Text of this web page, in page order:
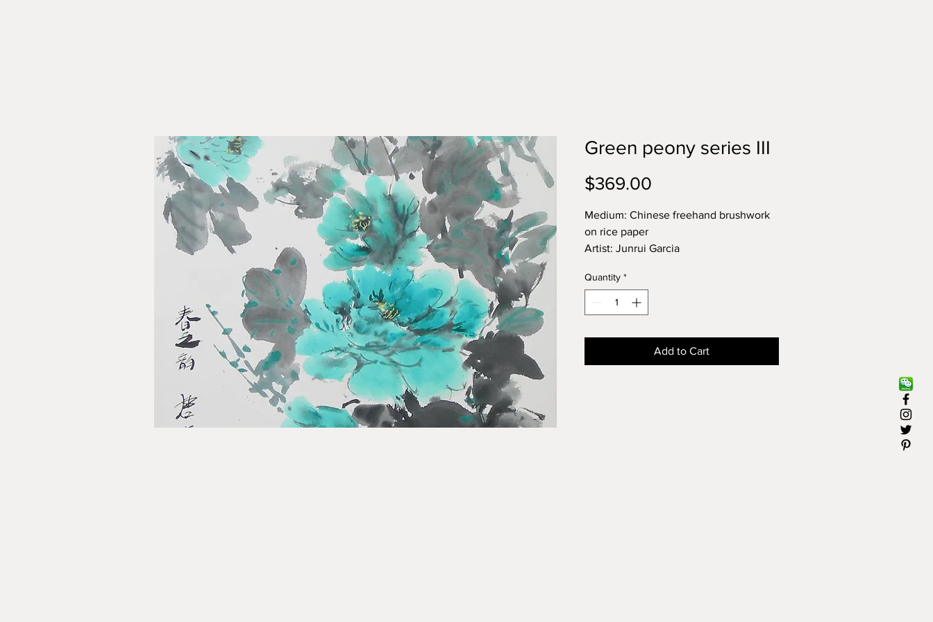
Green peony series III
$369.00
Medium: Chinese freehand brushwork
on rice paper
Artist: Junrui Garcia
名称：绿牡丹系列之三
作者：常君睿
画种：写意国画
Quantity *
Add to Cart